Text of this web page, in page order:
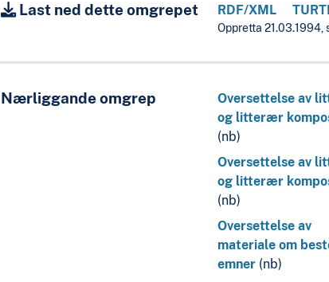
Last ned dette omgrepet RDF/XML
Oppretta 21.03.1994,
Nærliggande omgrep
Oversettelse av
og litterær
(nb)
Oversettelse av
og litterær
(nb)
Oversettelse av
materiale om
emner (nb)